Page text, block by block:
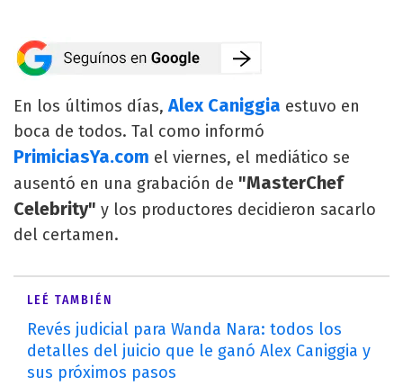
En los últimos días, Alex Caniggia estuvo en
boca de todos. Tal como informó
PrimiciasYa.com el viernes, el mediático se
ausentó en una grabación de "MasterChef
Celebrity" y los productores decidieron sacarlo
del certamen.
LEÉ TAMBIÉN
Revés judicial para Wanda Nara: todos los
detalles del juicio que le ganó Alex Caniggia y
sus próximos pasos